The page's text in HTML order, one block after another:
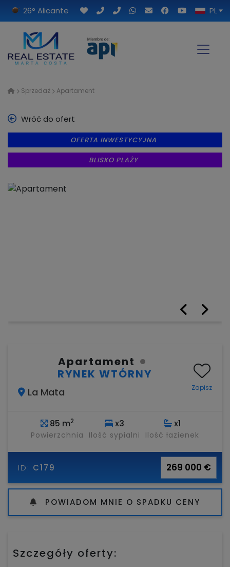
26° Alicante PL
Sprzedaż Apartament
Wróć do ofert
Szczegóły oferty:
OFERTA INWESTYCYJNA
BLISKO PLAŻY
Apartament
RYNEK WTÓRNY
La Mata Zapisz
85 m2
Powierzchnia
x3
Ilość sypialni
x1
Ilość łazienek
ID: C179 269 000 €
POWIADOM MNIE O SPADKU CENY